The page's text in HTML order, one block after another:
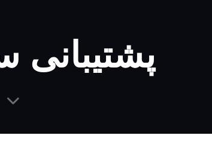
پشتیبانی